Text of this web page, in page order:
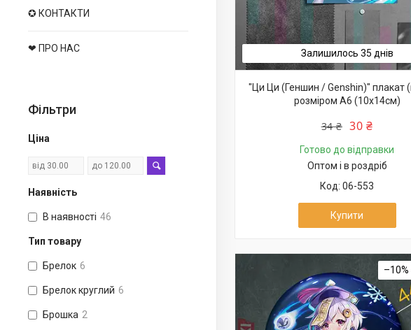
✪ КОНТАКТИ
❤ ПРО НАС
Фільтри
Ціна
Наявність
В наявності 46
Тип товару
Брелок 6
Брелок круглий 6
Брошка 2
Залишилось 35 днів
"Ци Ци (Геншин / Genshin)" плакат
розміром А6 (10х14см)
34 ₴ 30 ₴
Готово до відправки
Оптом і в роздріб
06-553
Купити
–10%